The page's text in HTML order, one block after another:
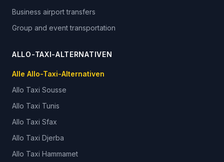
Business airport transfers
Group and event transportation
ALLO-TAXI-ALTERNATIVEN
Alle Allo-Taxi-Alternativen
Allo Taxi Sousse
Allo Taxi Tunis
Allo Taxi Sfax
Allo Taxi Djerba
Allo Taxi Hammamet